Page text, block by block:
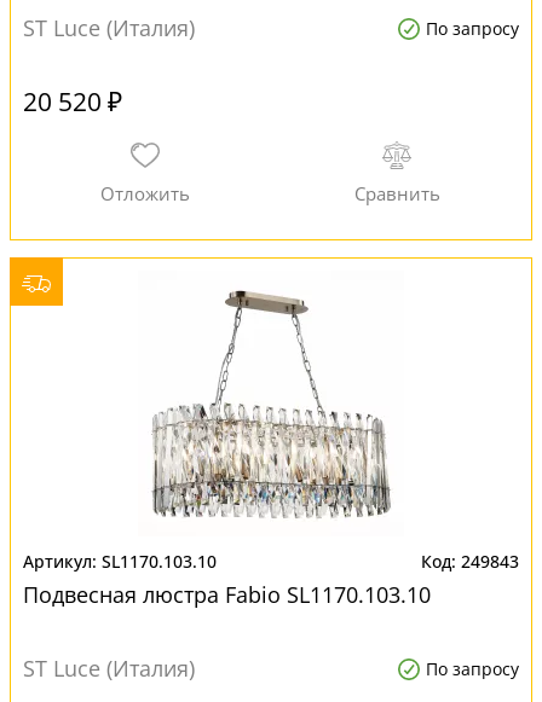
ST Luce (Италия) По запросу
20 520 ₽
SL1170.103.10 249843
Подвесная люстра Fabio SL1170.103.10
ST Luce (Италия) По запросу